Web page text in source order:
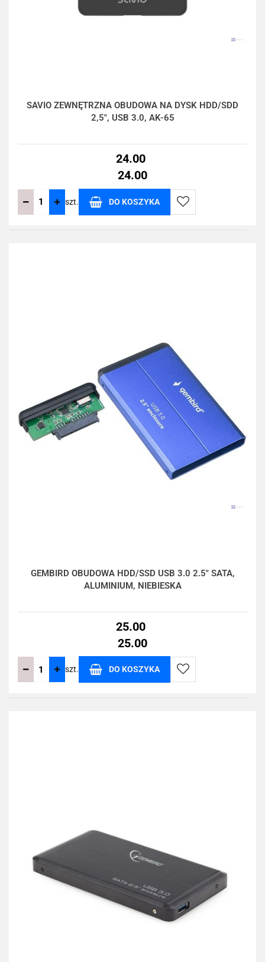
SAVIO ZEWNĘTRZNA OBUDOWA NA DYSK HDD/SDD
2,5", USB 3.0, AK-65
24.00
24.00
szt. DO KOSZYKA
Do
GEMBIRD OBUDOWA HDD/SSD USB 3.0 2.5" SATA,
ALUMINIUM, NIEBIESKA
25.00
25.00
szt. DO KOSZYKA
Do